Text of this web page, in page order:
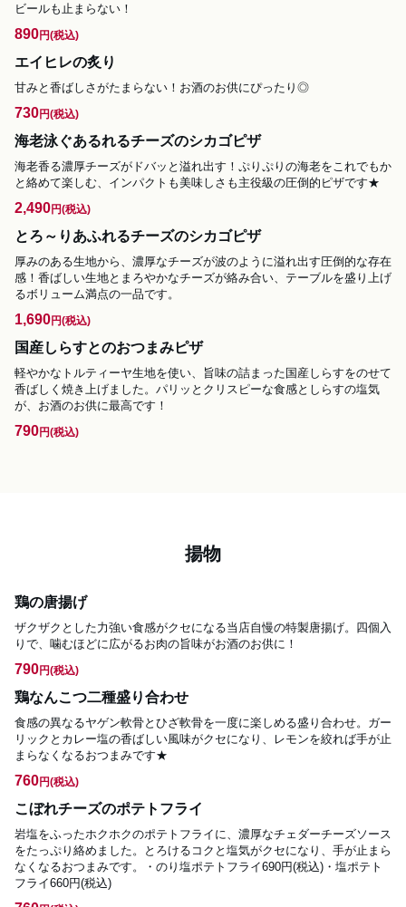
ビールも止まらない！
890円(税込)
エイヒレの炙り
甘みと香ばしさがたまらない！お酒のお供にぴったり◎
730円(税込)
海老泳ぐあるれるチーズのシカゴピザ
海老香る濃厚チーズがドバッと溢れ出す！ぷりぷりの海老をこれでもか
と絡めて楽しむ、インパクトも美味しさも主役級の圧倒的ピザです★
2,490円(税込)
とろ～りあふれるチーズのシカゴピザ
厚みのある生地から、濃厚なチーズが波のように溢れ出す圧倒的な存在
感！香ばしい生地とまろやかなチーズが絡み合い、テーブルを盛り上げ
るボリューム満点の一品です。
1,690円(税込)
国産しらすとのおつまみピザ
軽やかなトルティーヤ生地を使い、旨味の詰まった国産しらすをのせて
香ばしく焼き上げました。パリッとクリスピーな食感としらすの塩気
が、お酒のお供に最高です！
790円(税込)
揚物
鶏の唐揚げ
ザクザクとした力強い食感がクセになる当店自慢の特製唐揚げ。四個入
りで、噛むほどに広がるお肉の旨味がお酒のお供に！
790円(税込)
鶏なんこつ二種盛り合わせ
食感の異なるヤゲン軟骨とひざ軟骨を一度に楽しめる盛り合わせ。ガー
リックとカレー塩の香ばしい風味がクセになり、レモンを絞れば手が止
まらなくなるおつまみです★
760円(税込)
こぼれチーズのポテトフライ
岩塩をふったホクホクのポテトフライに、濃厚なチェダーチーズソース
をたっぷり絡めました。とろけるコクと塩気がクセになり、手が止まら
なくなるおつまみです。・のり塩ポテトフライ690円(税込)・塩ポテト
フライ660円(税込)